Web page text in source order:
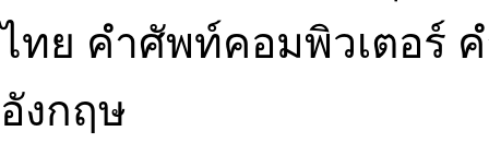
ไทย คำศัพท์คอมพิวเตอร์
อังกฤษ